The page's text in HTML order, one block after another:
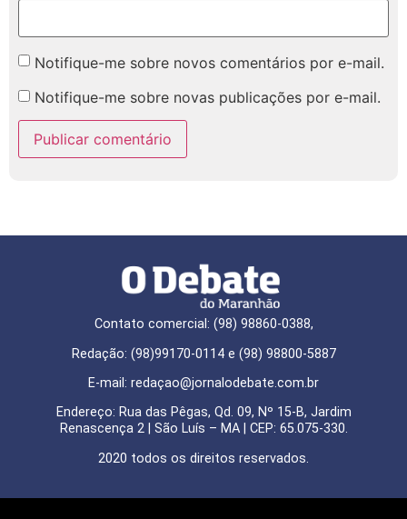
Notifique-me sobre novos comentários por e-mail.
Notifique-me sobre novas publicações por e-mail.
Contato comercial: (98) 98860-0388,
Redação: (98)99170-0114 e (98) 98800-5887
E-mail: redaçao@jornalodebate.com.br
Endereço: Rua das Pêgas, Qd. 09, Nº 15-B, Jardim
Renascença 2 | São Luís – MA | CEP: 65.075-330.
2020 todos os direitos reservados.